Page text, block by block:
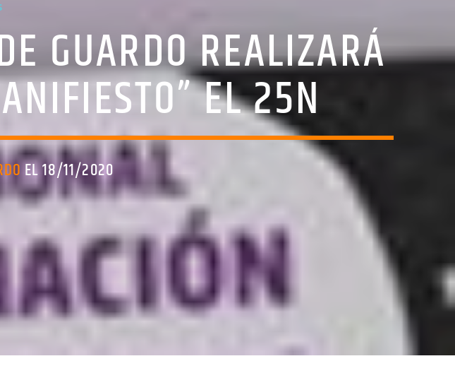
GUARDO REALIZARÁ
EL 25N
EL 18/11/2020